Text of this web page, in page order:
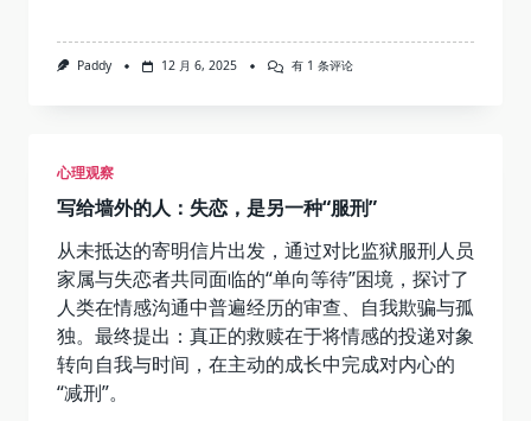
Paddy 12 月 6, 2025
【曙
觉
是
香
有 1 条评论
心理观察
写给墙外的人：失恋，是另一种“服刑”
从未抵达的寄明信片出发，通过对比监狱服刑人员
家属与失恋者共同面临的“单向等待”困境，探讨了
人类在情感沟通中普遍经历的审查、自我欺骗与孤
独。最终提出：真正的救赎在于将情感的投递对象
转向自我与时间，在主动的成长中完成对内心的
“减刑”。